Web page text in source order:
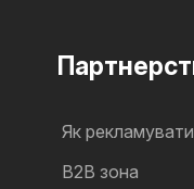
Як рекламувати
B2B зона